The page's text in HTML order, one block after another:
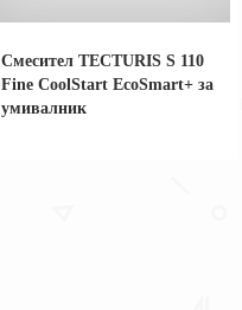
Смесител TECTURIS S 110
Fine CoolStart EcoSmart+ за
умивалник